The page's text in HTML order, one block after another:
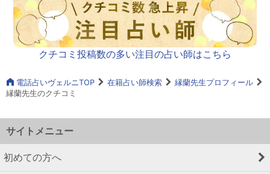
クチコミ投稿数の多い注目の占い師はこちら
電話占いヴェルニTOP 在籍占い師検索
縁蘭先生プロフィール
縁蘭先生のクチコミ
サイトメニュー
初めての方へ